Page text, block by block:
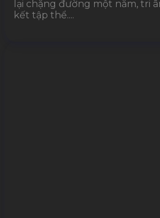
lại chặng đường một năm, tri
kết tập thể....